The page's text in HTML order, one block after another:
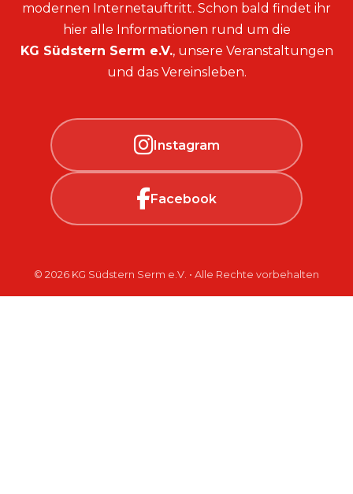
modernen Internetauftritt. Schon bald findet ihr
hier alle Informationen rund um die
KG Südstern Serm e.V., unsere Veranstaltungen
und das Vereinsleben.
Instagram
Facebook
© 2026 KG Südstern Serm e.V. • Alle Rechte vorbehalten